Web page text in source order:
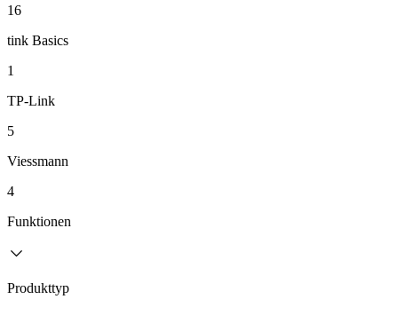
16
tink Basics
1
TP-Link
5
Viessmann
4
Funktionen
Produkttyp